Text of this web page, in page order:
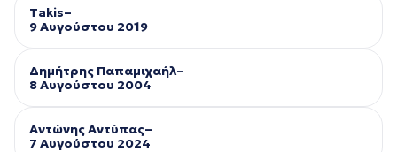
Takis–
9 Αυγούστου 2019
Δημήτρης Παπαμιχαήλ–
8 Αυγούστου 2004
Αντώνης Αντύπας–
7 Αυγούστου 2024